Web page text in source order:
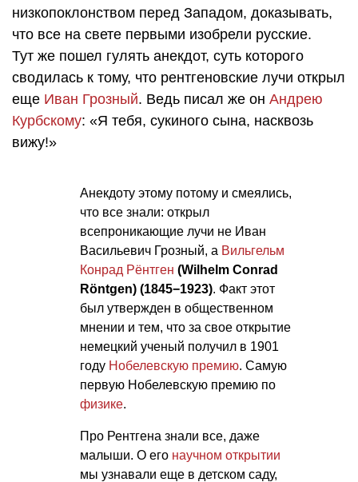
низкопоклонством перед Западом, доказывать,
что все на свете первыми изобрели русские.
Тут же пошел гулять анекдот, суть которого
сводилась к тому, что рентгеновские лучи открыл
еще Иван Грозный. Ведь писал же он Андрею
Курбскому: «Я тебя, сукиного сына, насквозь
вижу!»
Анекдоту этому потому и смеялись,
что все знали: открыл
всепроникающие лучи не Иван
Васильевич Грозный, а Вильгельм
Конрад Рёнтген (Wilhelm Conrad
Röntgen) (1845−1923). Факт этот
был утвержден в общественном
мнении и тем, что за свое открытие
немецкий ученый получил в 1901
году Нобелевскую премию. Самую
первую Нобелевскую премию по
физике.
Про Рентгена знали все, даже
малыши. О его научном открытии
мы узнавали еще в детском саду,